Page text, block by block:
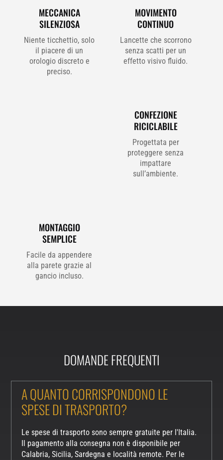
MECCANICA
SILENZIOSA
Niente ticchettio, solo
il piacere di un
orologio discreto e
preciso.
MOVIMENTO
CONTINUO
Lancette che scorrono
senza scatti per un
effetto visivo fluido.
CONFEZIONE
RICICLABILE
Progettata per
proteggere senza
impattare
sull’ambiente.
MONTAGGIO
SEMPLICE
Facile da appendere
alla parete grazie al
gancio incluso.
DOMANDE FREQUENTI
A QUANTO CORRISPONDONO LE
SPESE DI TRASPORTO?
Le spese di trasporto sono sempre gratuite per l'Italia.
Il pagamento alla consegna non è disponibile per
Calabria, Sicilia, Sardegna e località remote. Per le